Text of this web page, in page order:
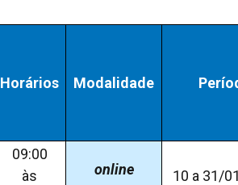
Horários Modalidade
09:00
às
online 10 a 31/